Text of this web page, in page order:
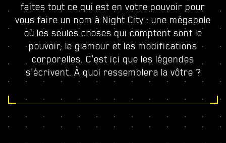
faites tout ce qui est en votre pouvoir pour
vous faire un nom à Night City : une mégapole
où les seules choses qui comptent sont le
pouvoir, le glamour et les modifications
corporelles. C'est ici que les légendes
s'écrivent. À quoi ressemblera la vôtre ?